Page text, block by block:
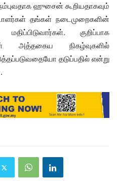
ஹுசைன் கூறியதாகவும்
தங்கள் நடைமுறைகளின்
குறிப்பாக
அத்தகைய நிகழ்வுகளில்
தடுப்பதில் என்று